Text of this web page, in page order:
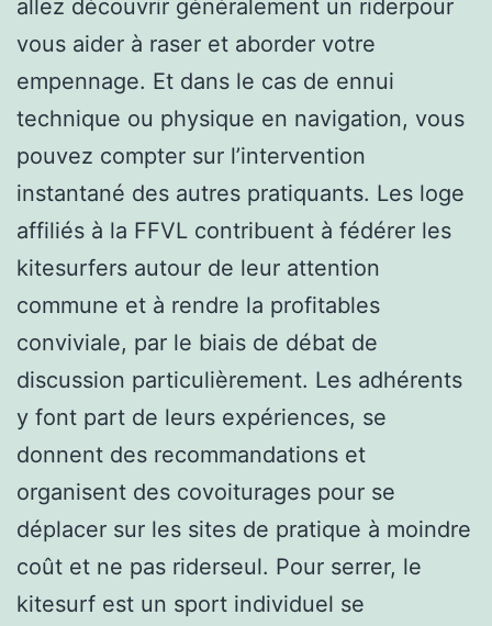
allez découvrir généralement un riderpour
vous aider à raser et aborder votre
empennage. Et dans le cas de ennui
technique ou physique en navigation, vous
pouvez compter sur l’intervention
instantané des autres pratiquants. Les loge
affiliés à la FFVL contribuent à fédérer les
kitesurfers autour de leur attention
commune et à rendre la profitables
conviviale, par le biais de débat de
discussion particulièrement. Les adhérents
y font part de leurs expériences, se
donnent des recommandations et
organisent des covoiturages pour se
déplacer sur les sites de pratique à moindre
coût et ne pas riderseul. Pour serrer, le
kitesurf est un sport individuel se